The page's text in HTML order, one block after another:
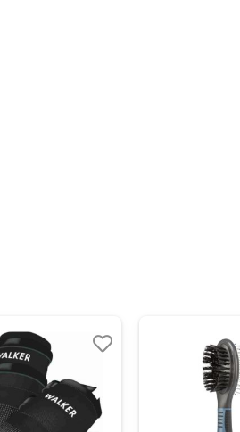
listu
želja